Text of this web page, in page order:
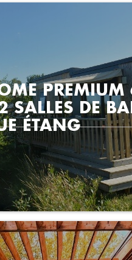
PREMIUM
SALLES DE
ÉTANG